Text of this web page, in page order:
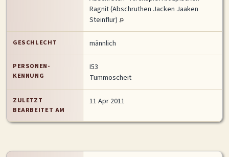
Benutzer-Login beantragen
SPRACHE / LANGUAGE
Deutsch
Ragnit (Abschruthen Jacken Jaaken
Steinflur)
GESCHLECHT männlich
PERSONEN-
KENNUNG
I53
Tummoscheit
ZULETZT
BEARBEITET AM
11 Apr 2011